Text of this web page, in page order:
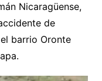
Nicaragüense,
de
barrio Oronte